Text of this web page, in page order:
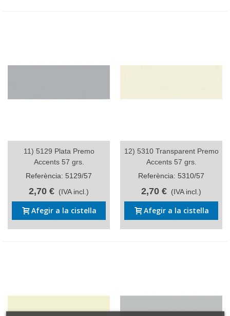
11) 5129 Plata Premo
Accents 57 grs.
Referència: 5129/57
2,70 € (IVA incl.)
Afegir a la cistella
12) 5310 Transparent Premo
Accents 57 grs.
Referència: 5310/57
2,70 € (IVA incl.)
Afegir a la cistella